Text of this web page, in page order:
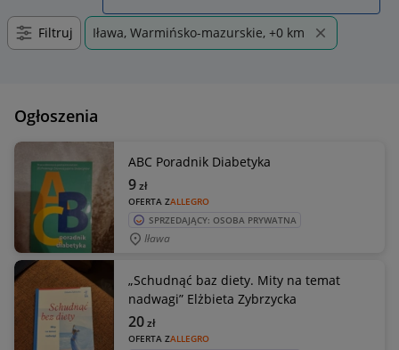
Filtruj Iława, Warmińsko-mazurskie, +0 km
Ogłoszenia
ABC Poradnik Diabetyka
OFERTA ZALLEGRO
9zł
SPRZEDAJĄCY: OSOBA PRYWATNA
Iława
„Schudnąć baz diety. Mity na temat
nadwagi” Elżbieta Zybrzycka
OFERTA ZALLEGRO
20zł